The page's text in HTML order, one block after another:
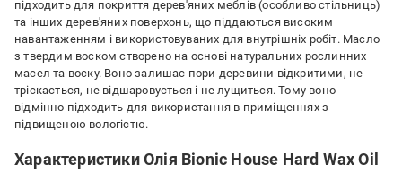
підходить для покриття дерев'яних меблів (особливо стільниць)
та інших дерев'яних поверхонь, що піддаються високим
навантаженням і використовуваних для внутрішніх робіт. Масло
з твердим воском створено на основі натуральних рослинних
масел та воску. Воно залишає пори деревини відкритими, не
тріскається, не відшаровується і не лущиться. Тому воно
відмінно підходить для використання в приміщеннях з
підвищеною вологістю.
Характеристики Олія Bionic House Hard Wax Oil